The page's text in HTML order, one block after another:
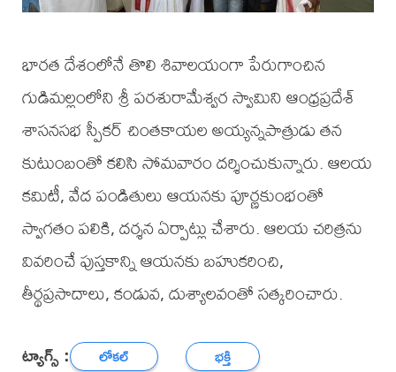
భారత దేశంలోనే తొలి శివాలయంగా పేరుగాంచిన
గుడిమల్లంలోని శ్రీ పరశురామేశ్వర స్వామిని ఆంధ్రప్రదేశ్
శాసనసభ స్పీకర్ చింతకాయల అయ్యన్నపాత్రుడు తన
కుటుంబంతో కలిసి సోమవారం దర్శించుకున్నారు. ఆలయ
కమిటీ, వేద పండితులు ఆయనకు పూర్ణకుంభంతో
స్వాగతం పలికి, దర్శన ఏర్పాట్లు చేశారు. ఆలయ చరిత్రను
వివరించే పుస్తకాన్ని ఆయనకు బహుకరించి,
తీర్థప్రసాదాలు, కండువ, దుశ్యాలవంతో సత్కరించారు.
ట్యాగ్స్ : లోకల్ భక్తి